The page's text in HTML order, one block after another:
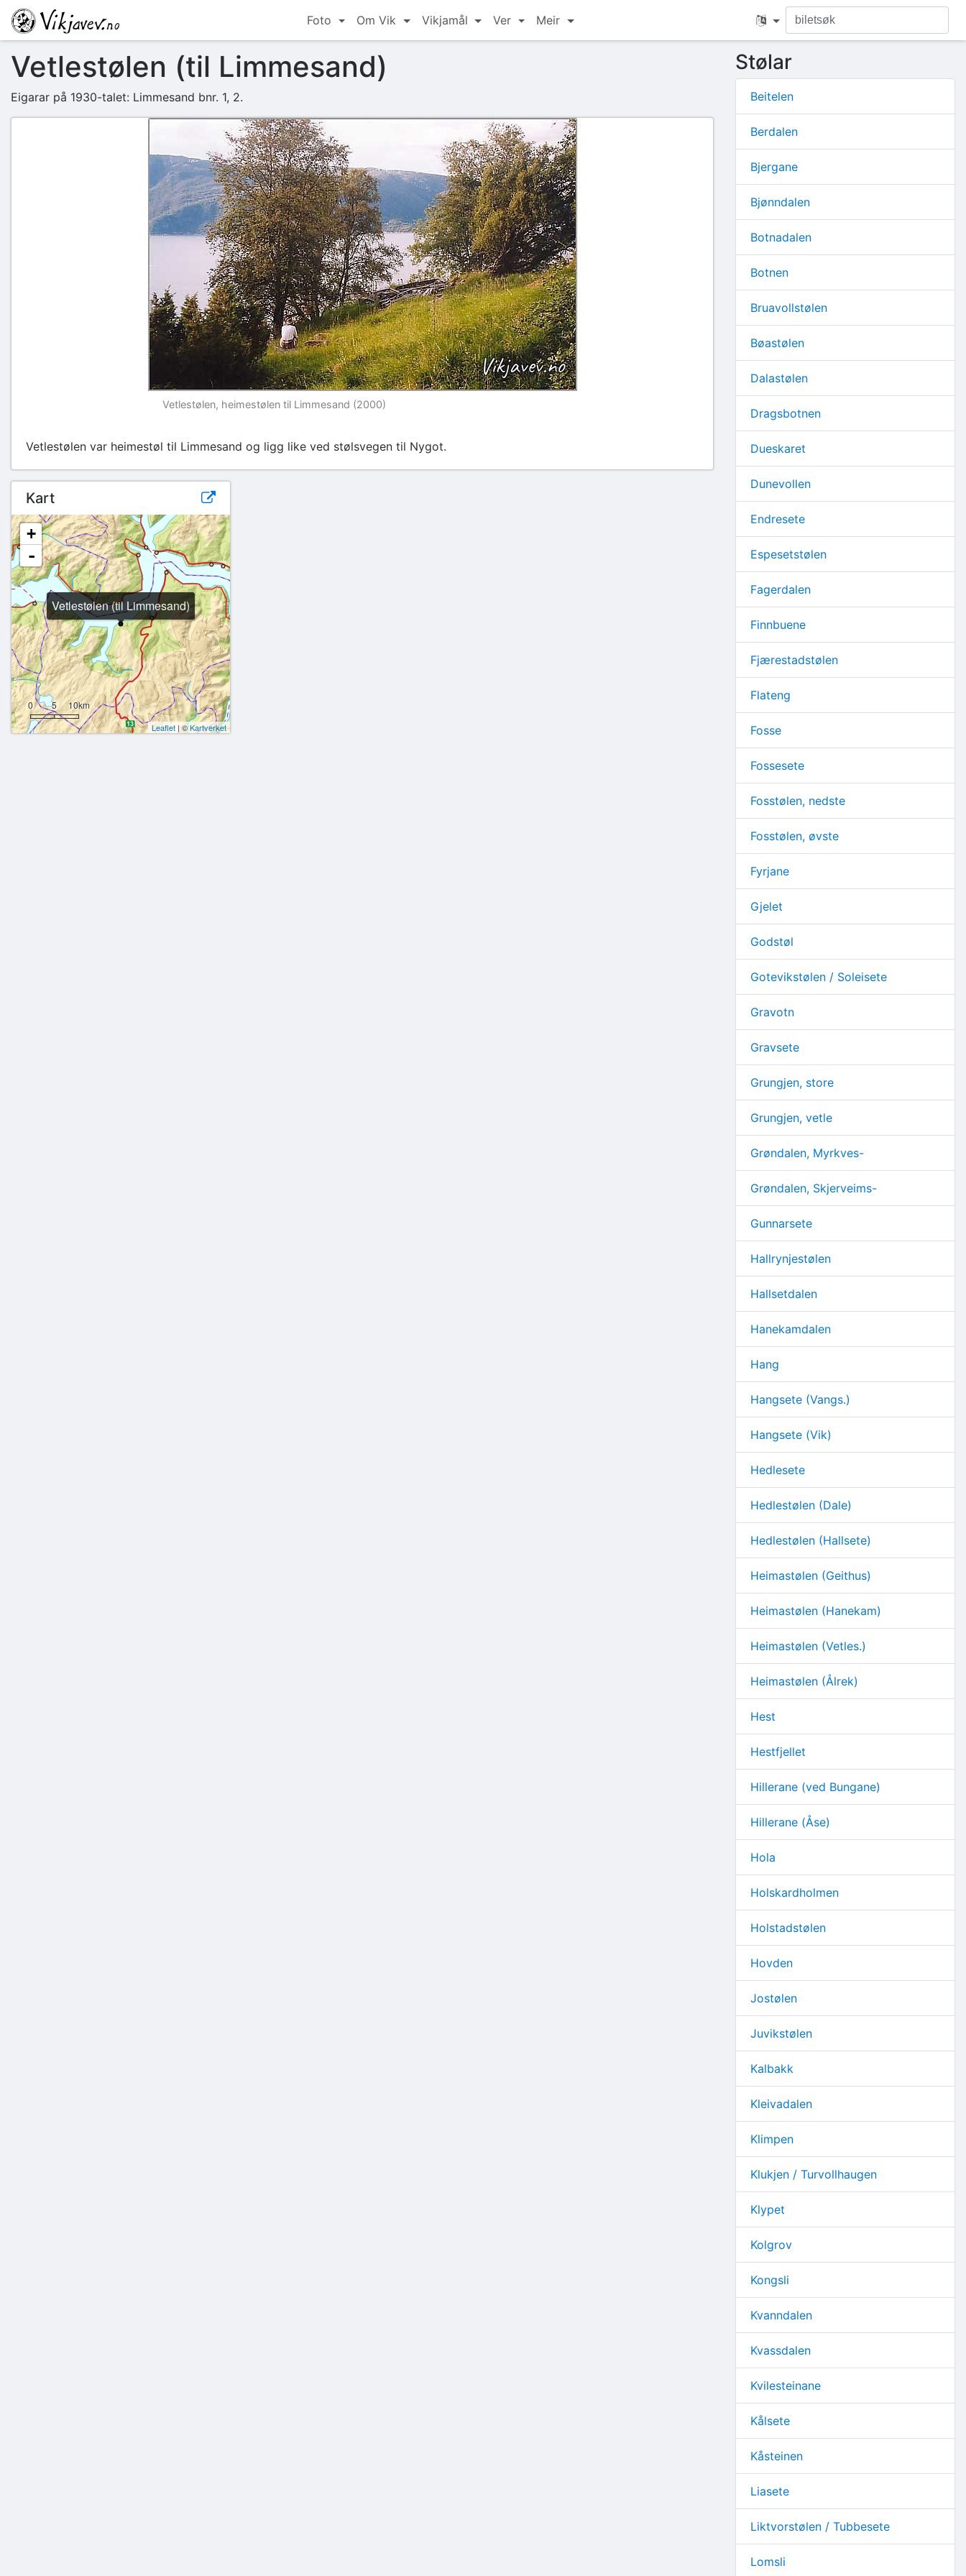
Foto Om Vik Vikjamål Ver Meir
Vetlestølen (til Limmesand)
Eigarar på 1930-talet: Limmesand bnr. 1, 2.
Vetlestølen, heimestølen til Limmesand (2000)
Vetlestølen var heimestøl til Limmesand og ligg like ved stølsvegen til Nygot.
Kart
Vetlestølen (til Limmesand)
+
-
5
0 10km
Leaflet | ©Kartverket
Stølar
Beitelen
Berdalen
Bjergane
Bjønndalen
Botnadalen
Botnen
Bruavollstølen
Bøastølen
Dalastølen
Dragsbotnen
Dueskaret
Dunevollen
Endresete
Espesetstølen
Fagerdalen
Finnbuene
Fjærestadstølen
Flateng
Fosse
Fossesete
Fosstølen, nedste
Fosstølen, øvste
Fyrjane
Gjelet
Godstøl
Gotevikstølen / Soleisete
Gravotn
Gravsete
Grungjen, store
Grungjen, vetle
Grøndalen, Myrkves-
Grøndalen, Skjerveims-
Gunnarsete
Hallrynjestølen
Hallsetdalen
Hanekamdalen
Hang
Hangsete (Vangs.)
Hangsete (Vik)
Hedlesete
Hedlestølen (Dale)
Hedlestølen (Hallsete)
Heimastølen (Geithus)
Heimastølen (Hanekam)
Heimastølen (Vetles.)
Heimastølen (Ålrek)
Hest
Hestfjellet
Hillerane (ved Bungane)
Hillerane (Åse)
Hola
Holskardholmen
Holstadstølen
Hovden
Jostølen
Juvikstølen
Kalbakk
Kleivadalen
Klimpen
Klukjen / Turvollhaugen
Klypet
Kolgrov
Kongsli
Kvanndalen
Kvassdalen
Kvilesteinane
Kålsete
Kåsteinen
Liasete
Liktvorstølen / Tubbesete
Lomsli